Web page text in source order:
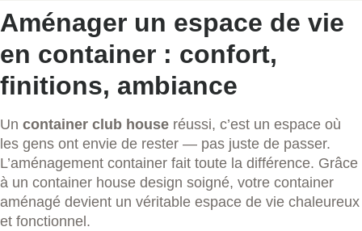
Aménager un espace de vie
en container : confort,
finitions, ambiance
Un container club house réussi, c’est un espace où
les gens ont envie de rester — pas juste de passer.
L’aménagement container fait toute la différence. Grâce
à un container house design soigné, votre container
aménagé devient un véritable espace de vie chaleureux
et fonctionnel.